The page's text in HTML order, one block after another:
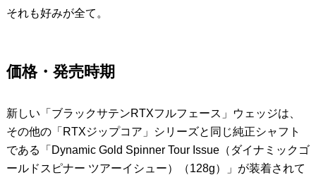
それも好みが全て。
価格・発売時期
新しい「ブラックサテンRTXフルフェース」ウェッジは、
その他の「RTXジップコア」シリーズと同じ純正シャフト
である「Dynamic Gold Spinner Tour Issue（ダイナミックゴ
ールドスピナー ツアーイシュー）（128g）」が装着されて